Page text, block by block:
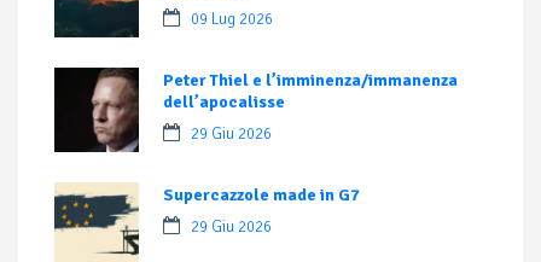
09 Lug 2026
Peter Thiel e l’imminenza/immanenza
dell’apocalisse
29 Giu 2026
Supercazzole made in G7
29 Giu 2026